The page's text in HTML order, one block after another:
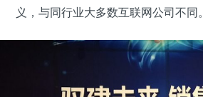
义，与同行业大多数互联网公司不同。